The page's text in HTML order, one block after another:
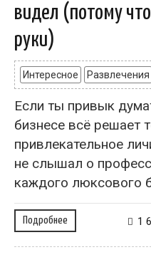
видел (потому
руки)
Интересное Развлечения
Если ты привык
бизнесе всё решает
привлекательное
не слышал о
каждого люксового
Подробнее 1